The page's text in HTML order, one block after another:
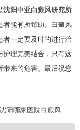
沈阳中亚白癜风研究所
者能有所帮助。白癜风
者一定要及时的进行治
护理完美结合，只有这
带来的危害。最后祝您
沈阳哪家医院白癜风